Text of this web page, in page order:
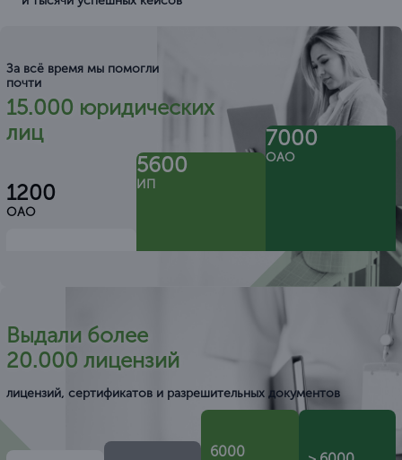
За всё время мы помогли
почти
15.000 юридических
лиц
1200
ОАО
5600
ИП
7000
ОАО
Выдали более
20.000 лицензий
лицензий, сертификатов и разрешительных документов
6000